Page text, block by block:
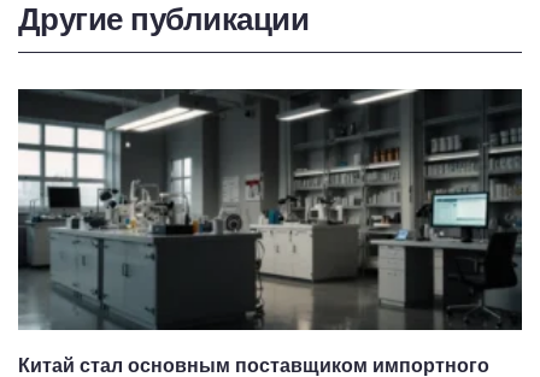
Другие публикации
Китай стал основным поставщиком импортного